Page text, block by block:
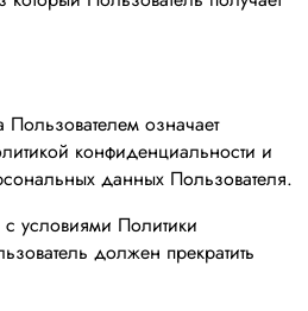
означает
конфиденциальности и
данных Пользователя.
условиями Политики
должен прекратить